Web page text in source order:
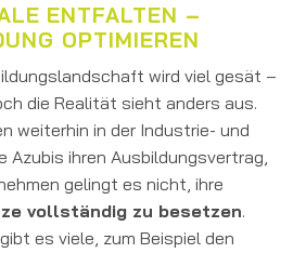
ENTFALTEN –
OPTIMIEREN
wird viel gesät –
die Realität sieht anders aus.
weiterhin in der Industrie- und
Azubis ihren Ausbildungsvertrag,
gelingt es nicht, ihre
vollständig zu besetzen.
es viele, zum Beispiel den